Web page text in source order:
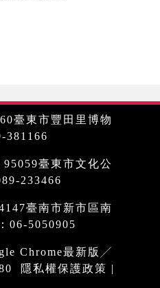
臺東市豐田里博物
381166
臺東市文化公
233466
臺南市新市區南
06-5050905
Chrome最新版╱
隱私權保護政策 |